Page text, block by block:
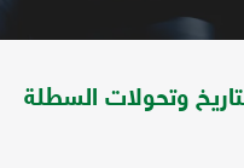
التاريخ وتحولات السطلة